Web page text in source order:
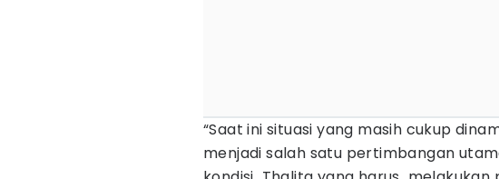
“Saat ini situasi yang masih cukup
menjadi salah satu pertimbangan